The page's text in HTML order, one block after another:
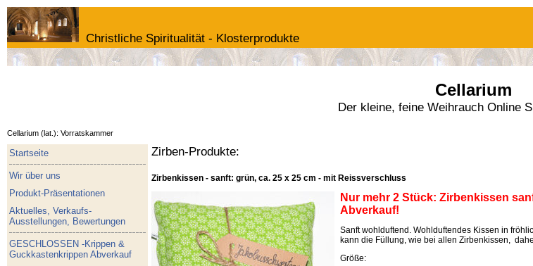
Christliche Spiritualität - Klosterprodukte
Cellarium
Der kleine, feine Weihrauch Online
Cellarium (lat.): Vorratskammer
Startseite
Wir über uns
Produkt-Präsentationen
Aktuelles, Verkaufs-
Ausstellungen, Bewertungen
GESCHLOSSEN -Krippen &
Guckkastenkrippen Abverkauf
Zirben-Produkte:
Zirbenkissen - sanft: grün, ca. 25 x 25 cm - mit Reissverschluss
Nur mehr 2 Stück: Zirbenkissen
Abverkauf!
Sanft wohlduftend. Wohlduftendes Kissen in
kann die Füllung, wie bei allen Zirbenkissen,
Größe: